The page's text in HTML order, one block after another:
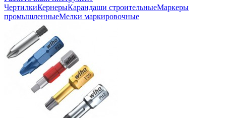
ЧертилкиКернерыКарандаши строительныеМаркеры
промышленныеМелки маркировочные